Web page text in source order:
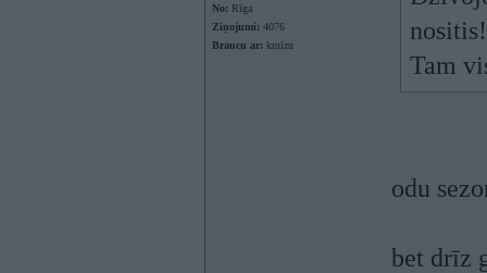
No: Rīga
Ziņojumi: 4076
Braucu ar: kruīzu
Tam
odu
bet drīz